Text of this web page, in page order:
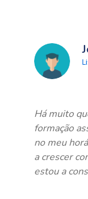
Há muito
formação
no meu
a crescer
estou a